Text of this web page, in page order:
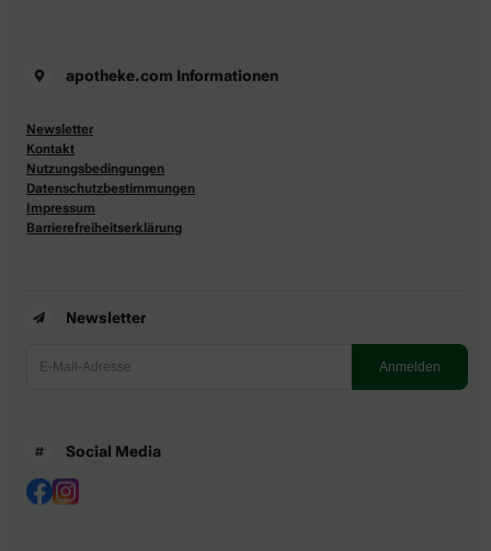
apotheke.com Informationen
Newsletter
Kontakt
Nutzungsbedingungen
Datenschutzbestimmungen
Impressum
Barrierefreiheitserklärung
Newsletter
Social Media